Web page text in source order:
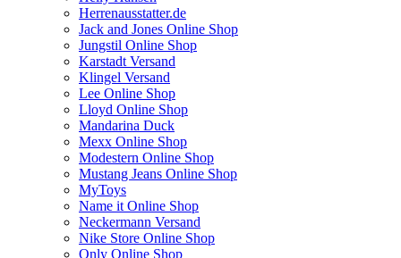
Herrenausstatter.de
Jack and Jones Online Shop
Jungstil Online Shop
Karstadt Versand
Klingel Versand
Lee Online Shop
Lloyd Online Shop
Mandarina Duck
Mexx Online Shop
Modestern Online Shop
Mustang Jeans Online Shop
MyToys
Name it Online Shop
Neckermann Versand
Nike Store Online Shop
Only Online Shop